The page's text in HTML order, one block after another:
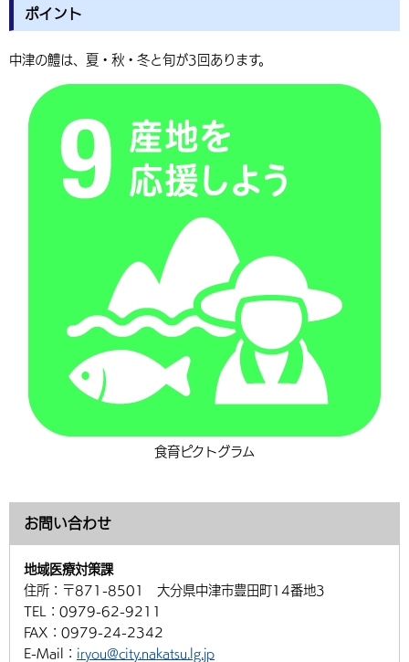
ポイント
中津の鱧は、夏・秋・冬と旬が3回あります。
食育ピクトグラム
お問い合わせ
地域医療対策課
住所： 〒871-8501 大分県中津市豊田町14番地3
TEL： 0979-62-9211
FAX： 0979-24-2342
E-Mail： iryou@city.nakatsu.lg.jp